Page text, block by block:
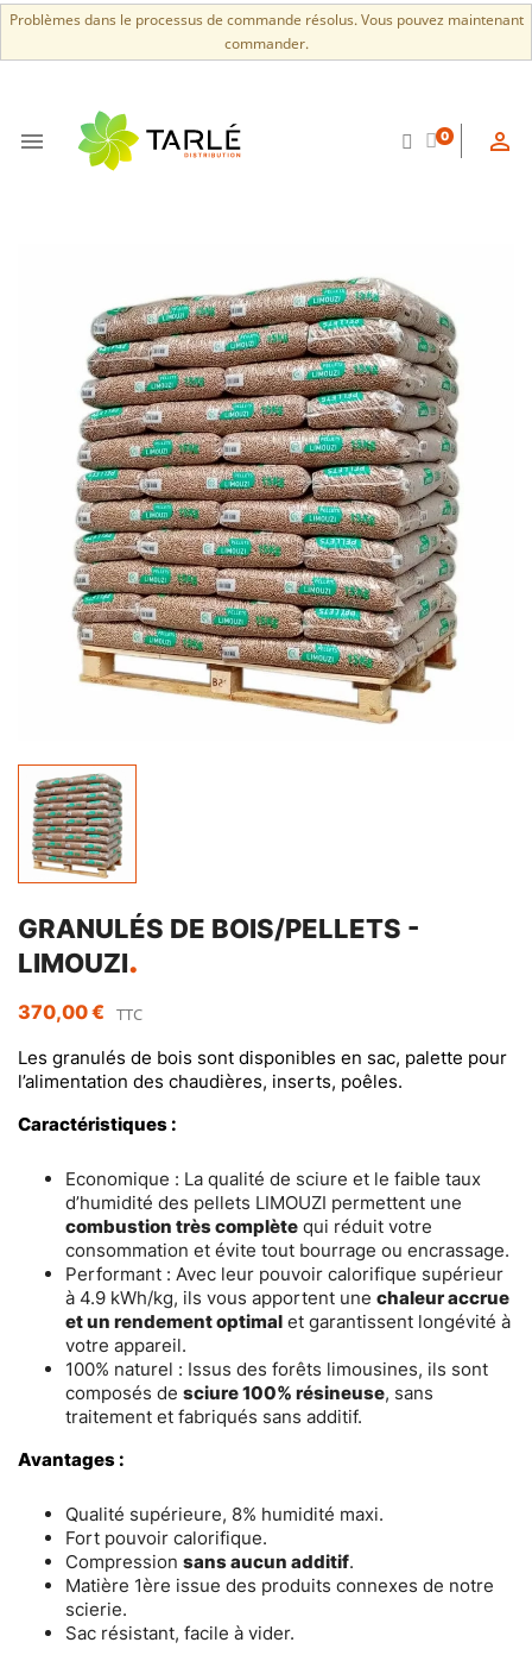
Problèmes dans le processus de commande résolus. Vous pouvez maintenant
commander.
 0 
GRANULÉS DE BOIS/PELLETS -
LIMOUZI
370,00 € TTC
Les granulés de bois sont disponibles en sac, palette pour
l’alimentation des chaudières, inserts, poêles.
Caractéristiques :
Economique : La qualité de sciure et le faible taux
d’humidité des pellets LIMOUZI permettent une
combustion très complète qui réduit votre
consommation et évite tout bourrage ou encrassage.
Performant : Avec leur pouvoir calorifique supérieur
à 4.9 kWh/kg, ils vous apportent une chaleur accrue
et un rendement optimal et garantissent longévité à
votre appareil.
100% naturel : Issus des forêts limousines, ils sont
composés de sciure 100% résineuse, sans
traitement et fabriqués sans additif.
Avantages :
Qualité supérieure, 8% humidité maxi.
Fort pouvoir calorifique.
Compression sans aucun additif.
Matière 1ère issue des produits connexes de notre
scierie.
Sac résistant, facile à vider.